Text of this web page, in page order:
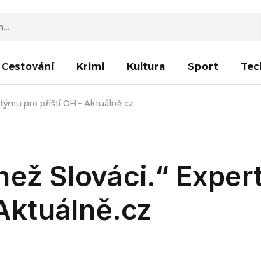
Cestování Krimi Kultura Sport
pro příští OH – Aktuálně.cz
Slováci.“